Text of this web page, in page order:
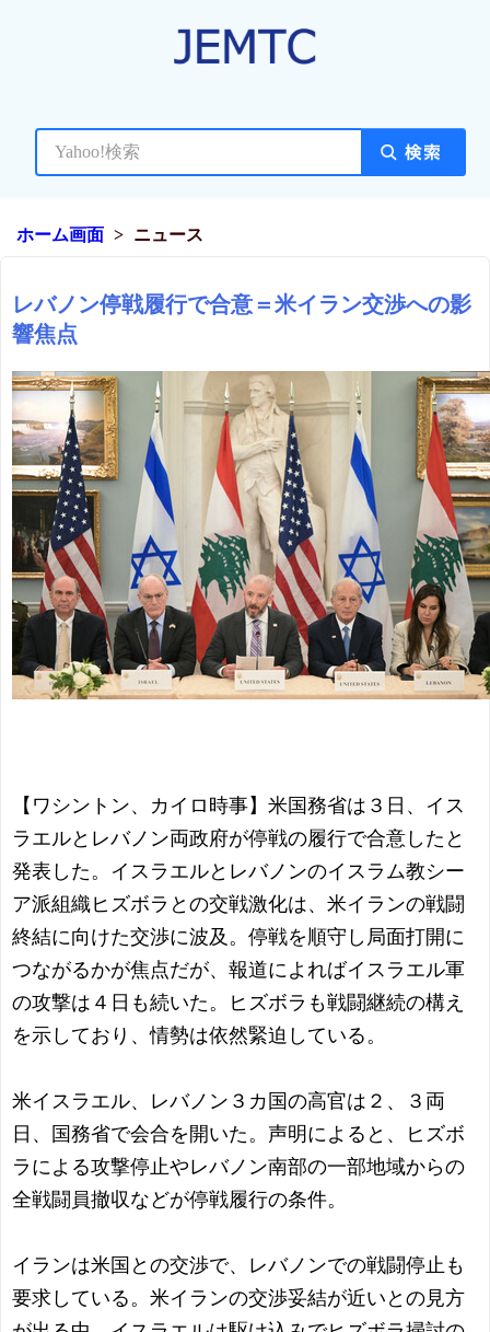
ホーム画面 ニュース
レバノン停戦履行で合意＝米イラン交渉への影
響焦点
【ワシントン、カイロ時事】米国務省は３日、イス
ラエルとレバノン両政府が停戦の履行で合意したと
発表した。イスラエルとレバノンのイスラム教シー
ア派組織ヒズボラとの交戦激化は、米イランの戦闘
終結に向けた交渉に波及。停戦を順守し局面打開に
つながるかが焦点だが、報道によればイスラエル軍
の攻撃は４日も続いた。ヒズボラも戦闘継続の構え
を示しており、情勢は依然緊迫している。
米イスラエル、レバノン３カ国の高官は２、３両
日、国務省で会合を開いた。声明によると、ヒズボ
ラによる攻撃停止やレバノン南部の一部地域からの
全戦闘員撤収などが停戦履行の条件。
イランは米国との交渉で、レバノンでの戦闘停止も
要求している。米イランの交渉妥結が近いとの見方